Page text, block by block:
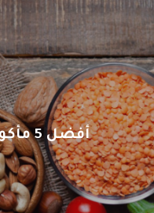
الصفحة الرئيسية
قبل البدء
مصففات
العناية بالفم
مقالات مميزة
العناية بالأسنان
أفضل 5 مأكولات لأسنان صحيّة.